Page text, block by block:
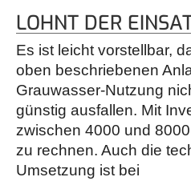
LOHNT DER
Es ist leicht vorstellbar,
oben beschriebenen
Grauwasser-Nutzung
günstig ausfallen. Mit
zwischen 4000 und
zu rechnen. Auch die
Umsetzung ist bei